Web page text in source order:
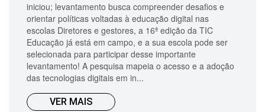
iniciou; levantamento busca compreender desafios e
orientar políticas voltadas à educação digital nas
escolas Diretores e gestores, a 16ª edição da TIC
Educação já está em campo, e a sua escola pode ser
selecionada para participar desse importante
levantamento! A pesquisa mapeia o acesso e a adoção
das tecnologias digitais em in...
VER MAIS